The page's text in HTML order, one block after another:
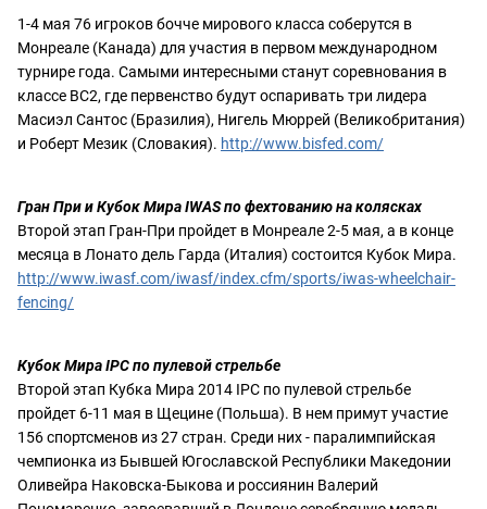
1-4 мая 76 игроков бочче мирового класса соберутся в
Монреале (Канада) для участия в первом международном
турнире года. Самыми интересными станут соревнования в
классе BC2, где первенство будут оспаривать три лидера
Масиэл Сантос (Бразилия), Нигель Мюррей (Великобритания)
и Роберт Мезик (Словакия). http://www.bisfed.com/
Гран При и Кубок Мира IWAS по фехтованию на колясках
Второй этап Гран-При пройдет в Монреале 2-5 мая, а в конце
месяца в Лонато дель Гарда (Италия) состоится Кубок Мира.
http://www.iwasf.com/iwasf/index.cfm/sports/iwas-wheelchair-
fencing/
Кубок Мира IPC по пулевой стрельбе
Второй этап Кубка Мира 2014 IPC по пулевой стрельбе
пройдет 6-11 мая в Щецине (Польша). В нем примут участие
156 спортсменов из 27 стран. Среди них - паралимпийская
чемпионка из Бывшей Югославской Республики Македонии
Оливейра Наковска-Быкова и россиянин Валерий